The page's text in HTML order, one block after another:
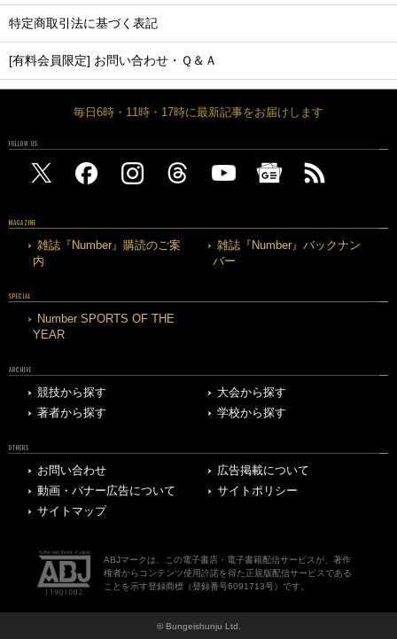
特定商取引法に基づく表記
[有料会員限定] お問い合わせ・Ｑ＆Ａ
毎日6時・11時・17時に最新記事をお届けします
FOLLOW US
MAGAZINE
雑誌『Number』購読のご案
内
雑誌『Number』バックナン
バー
SPECIAL
Number SPORTS OF THE
YEAR
ARCHIVE
競技から探す
大会から探す
著者から探す
学校から探す
OTHERS
お問い合わせ
広告掲載について
動画・バナー広告について
サイトポリシー
サイトマップ
ABJマークは、この電子書店・電子書籍配信サービスが、著作
権者からコンテンツ使用許諾を得た正規版配信サービスである
ことを示す登録商標（登録番号6091713号）です。
© Bungeishunju Ltd.